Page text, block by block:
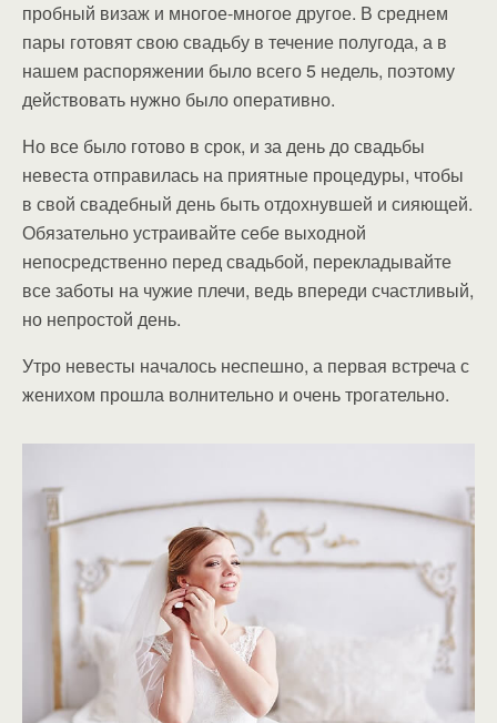
пробный визаж и многое-многое другое. В среднем
пары готовят свою свадьбу в течение полугода, а в
нашем распоряжении было всего 5 недель, поэтому
действовать нужно было оперативно.
Но все было готово в срок, и за день до свадьбы
невеста отправилась на приятные процедуры, чтобы
в свой свадебный день быть отдохнувшей и сияющей.
Обязательно устраивайте себе выходной
непосредственно перед свадьбой, перекладывайте
все заботы на чужие плечи, ведь впереди счастливый,
но непростой день.
Утро невесты началось неспешно, а первая встреча с
женихом прошла волнительно и очень трогательно.